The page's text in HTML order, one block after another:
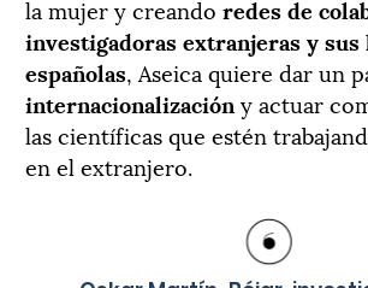
la mujer y creando redes de
investigadoras extranjeras y sus
españolas, Aseica quiere dar un
internacionalización y actuar
las científicas que estén
en el extranjero.